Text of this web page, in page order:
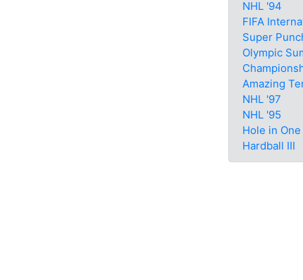
NHL '94
FIFA
Super
Olympic
Amazing
NHL '97
NHL '95
Hole in
Hardball III